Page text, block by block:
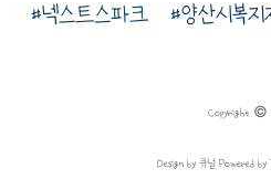
넥스트스파크
양산시복
Copyright ©
Design by 큐널 Powered